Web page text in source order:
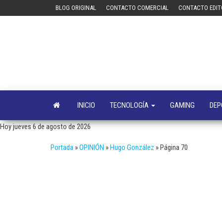
BLOG ORIGINAL CONTACTO COMERCIAL CONTACTO
INICIO TECNOLOGÍA GAMING
Hoy jueves 6 de agosto de 2026
Portada »OPINIÓN »Hugo González »Página 70